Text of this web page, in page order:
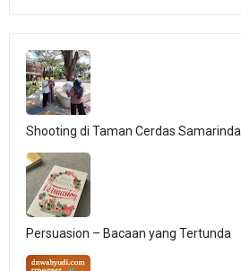
Shooting di Taman Cerdas Samarinda
Persuasion – Bacaan yang Tertunda